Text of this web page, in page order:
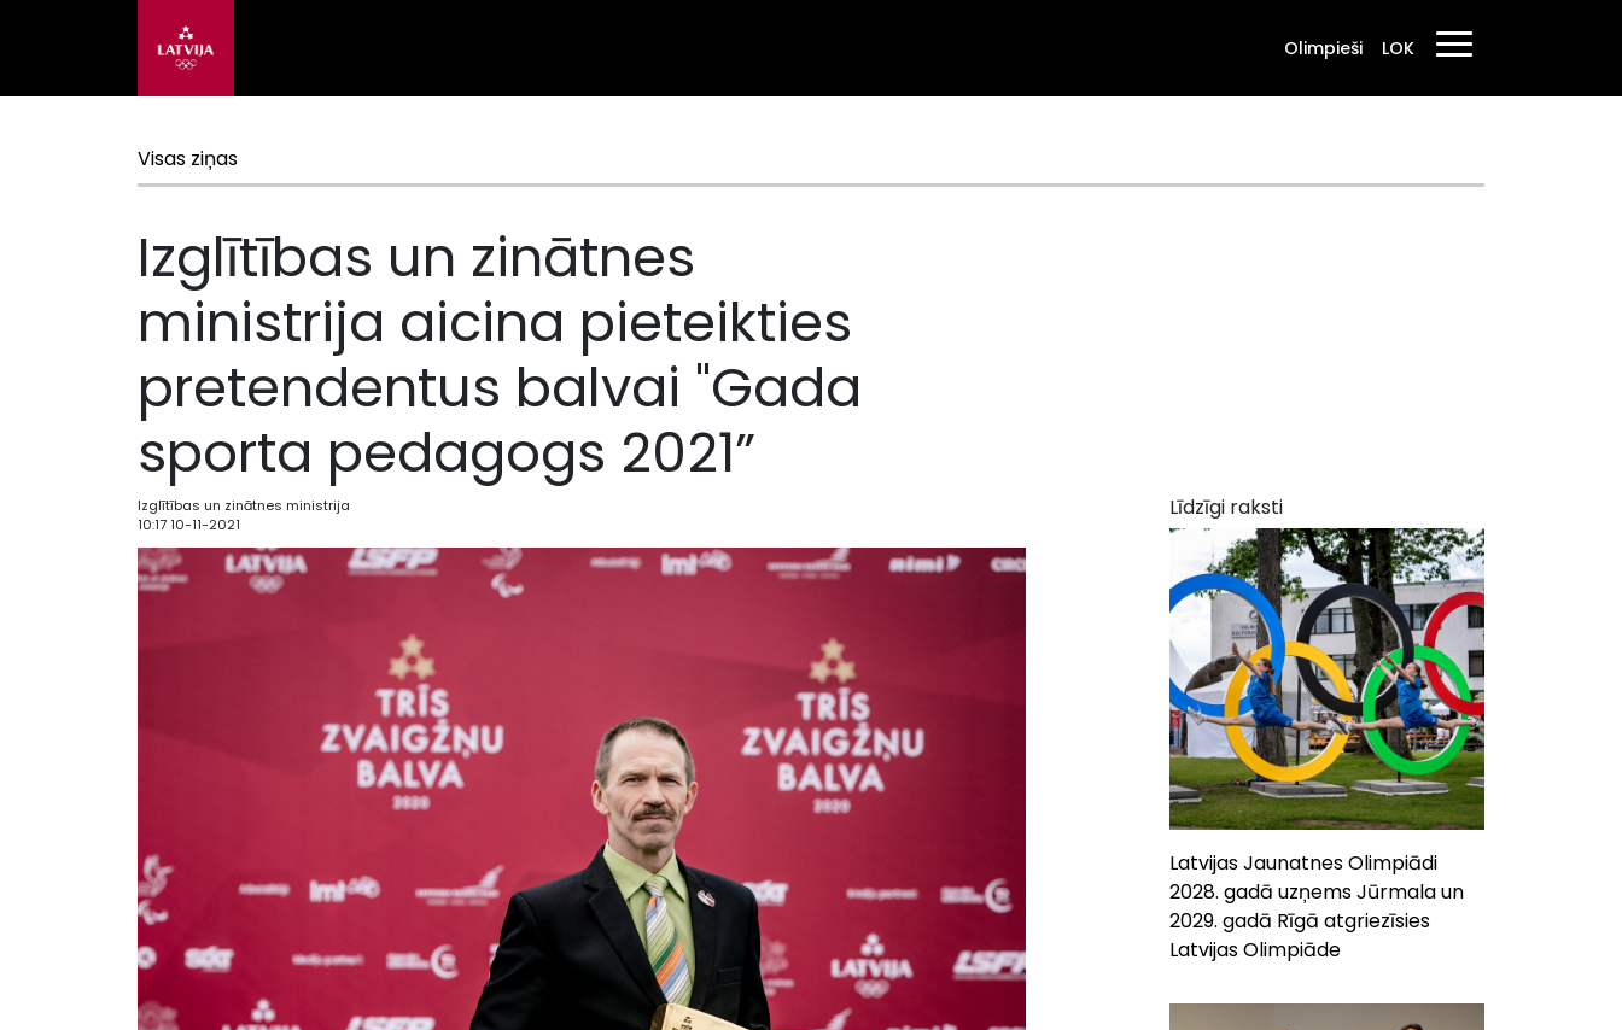
Olimpieši LOK
Visas ziņas
Izglītības un zinātnes
ministrija aicina pieteikties
pretendentus balvai "Gada
sporta pedagogs 2021”
Izglītības un zinātnes ministrija
10:17 10-11-2021
Līdzīgi raksti
Latvijas Jaunatnes Olimpiādi
2028. gadā uzņems Jūrmala un
2029. gadā Rīgā atgriezīsies
Latvijas Olimpiāde